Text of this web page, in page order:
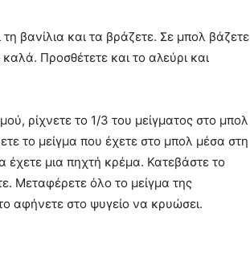
βανίλια και τα βράζετε. Σε μπολ βάζετε
Προσθέτετε και το αλεύρι και
ρίχνετε το 1/3 του μείγματος στο μπολ
το μείγμα που έχετε στο μπολ μέσα στη
έχετε μια πηχτή κρέμα. Κατεβάστε το
Μεταφέρετε όλο το μείγμα της
αφήνετε στο ψυγείο να κρυώσει.